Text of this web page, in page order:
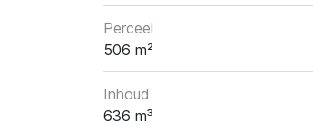
Perceel
506 m²
Inhoud
636 m³